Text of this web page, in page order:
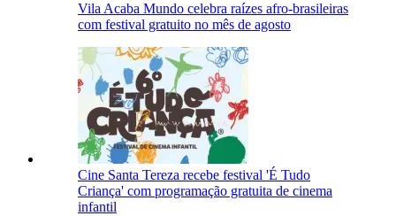
Vila Acaba Mundo celebra raízes afro-brasileiras
com festival gratuito no mês de agosto
Cine Santa Tereza recebe festival 'É Tudo
Criança' com programação gratuita de cinema
infantil